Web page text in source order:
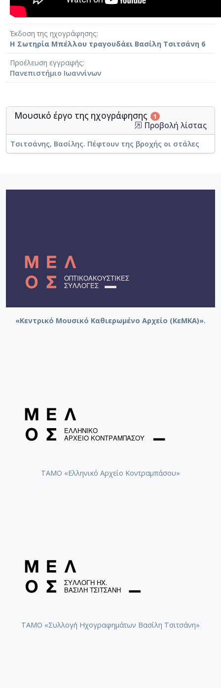
Έκδοση της ηχογράφησης
Η Σωτηρία Μπέλλου τραγουδάει Βασίλη Τσιτσάνη 6
Προέλευση εγγραφής
Πανεπιστήμιο Ιωαννίνων
Μουσικό έργο της ηχογράφησης 1
Προβολή λίστας
Τσιτσάνης, Βασίλης. Πέφτουν της βροχής οι στάλες
«Κεντρικό Μουσικό Καθιερωμένο Αρχείο (ΚεΜΚΑ)».
ΤΑΜΟ «Ελληνικό Αρχείο Κοντραμπάσου»
ΤΑΜΟ «Συλλογή Ηχογραφημάτων Βασίλη Τσιτσάνη»